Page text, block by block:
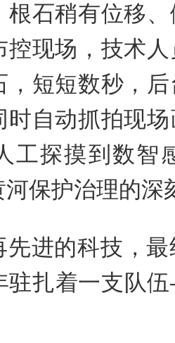
根石稍有位移
控现场，技术
，短短数秒，
时自动抓拍现
工探摸到数智
保护治理的深
先进的科技，
驻扎着一支队